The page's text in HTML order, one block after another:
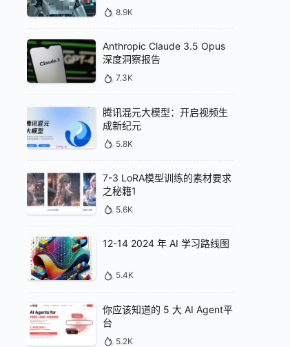
8.9K
Anthropic Claude 3.5 Opus
深度洞察报告
7.3K
腾讯混元大模型：开启视频生
成新纪元
5.8K
7-3 LoRA模型训练的素材要求
之秘籍1
5.6K
12-14 2024 年 AI 学习路线图
5.4K
你应该知道的 5 大 AI Agent平
台
5.2K